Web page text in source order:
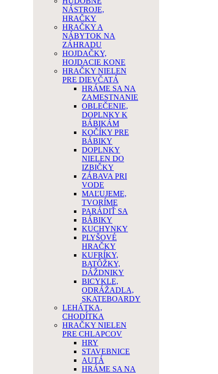
NÁSTROJE,
HRAČKY
HRAČKY A
NÁBYTOK NA
ZÁHRADU
HOJDAČKY,
HOJDACIE KONE
HRAČKY NIELEN
PRE DIEVČATÁ
HRÁME SA NA
ZAMESTNANIE
OBLEČENIE,
DOPLNKY K
BÁBIKÁM
KOČÍKY PRE
BÁBIKY
DOPLNKY
NIELEN DO
IZBIČKY
ZÁBAVA PRI
VODE
MAĽUJEME,
TVORÍME
PARÁDIŤ SA
BÁBIKY
KUCHYNKY
PLYŠOVÉ
HRAČKY
KUFRÍKY,
BATÔŽKY,
DÁŽDNIKY
BICYKLE,
ODRÁŽADLA,
SKATEBOARDY
LEHÁTKA,
CHODÍTKA
HRAČKY NIELEN
PRE CHLAPCOV
HRY
STAVEBNICE
AUTÁ
HRÁME SA NA